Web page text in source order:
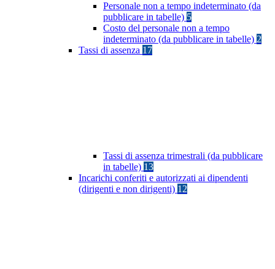
Personale non a tempo indeterminato (da
pubblicare in tabelle) 5
Costo del personale non a tempo
indeterminato (da pubblicare in tabelle) 2
Tassi di assenza 17
Tassi di assenza trimestrali (da pubblicare
in tabelle) 13
Incarichi conferiti e autorizzati ai dipendenti
(dirigenti e non dirigenti) 12